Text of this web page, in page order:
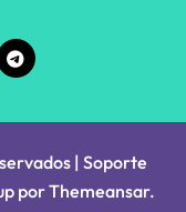
| Soporte
porThemeansar.